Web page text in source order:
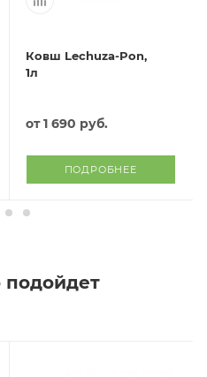
Ковш Lechuza-Pon,
1л
от1 690 руб.
ПОДРОБНЕЕ
подойдет